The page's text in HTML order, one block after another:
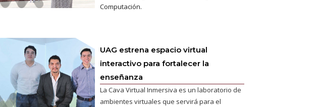
Computación.
UAG estrena espacio virtual
interactivo para fortalecer la
enseñanza
La Cava Virtual Inmersiva es un laboratorio de
ambientes virtuales que servirá para el